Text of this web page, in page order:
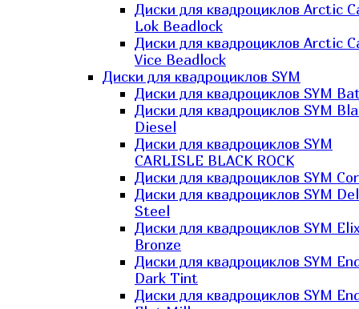
Диски для квадроциклов Arctic
Lok Beadlock
Диски для квадроциклов Arctic
Vice Beadlock
Диски для квадроциклов SYM
Диски для квадроциклов SYM
Диски для квадроциклов SYM
Diesel
Диски для квадроциклов SYM
CARLISLE BLACK ROCK
Диски для квадроциклов SYM
Диски для квадроциклов SYM
Steel
Диски для квадроциклов SYM
Bronze
Диски для квадроциклов SYM
Dark Tint
Диски для квадроциклов SYM